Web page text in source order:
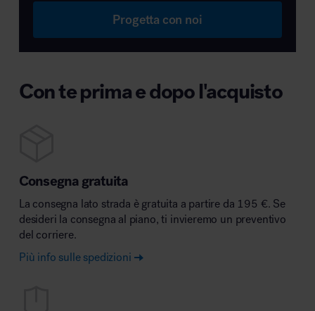
Progetta con noi
Con te prima e dopo l'acquisto
Consegna gratuita
La consegna lato strada è gratuita a partire da 195 €. Se
desideri la consegna al piano, ti invieremo un preventivo
del corriere.
Più info sulle spedizioni